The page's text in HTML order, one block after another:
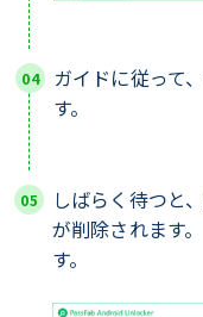
ガイドに従って
す。
しばらく待つと
が削除されます
す。